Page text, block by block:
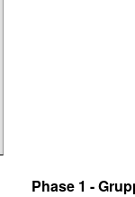
Phase 1 -